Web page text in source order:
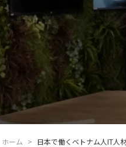
ホーム > 日本で働くベトナム人IT人